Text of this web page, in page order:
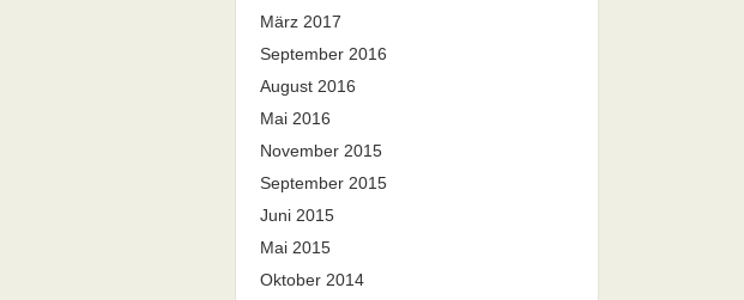
März 2017
September 2016
August 2016
Mai 2016
November 2015
September 2015
Juni 2015
Mai 2015
Oktober 2014